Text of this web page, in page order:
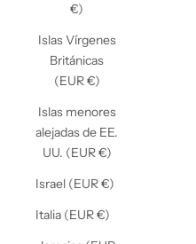
€)
Islas Vírgenes
Británicas
(EUR €)
Islas menores
alejadas de EE.
UU. (EUR €)
Israel (EUR €)
Italia (EUR €)